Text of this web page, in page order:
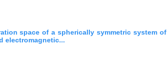
space of a spherically symmetric system of
electromagnetic...